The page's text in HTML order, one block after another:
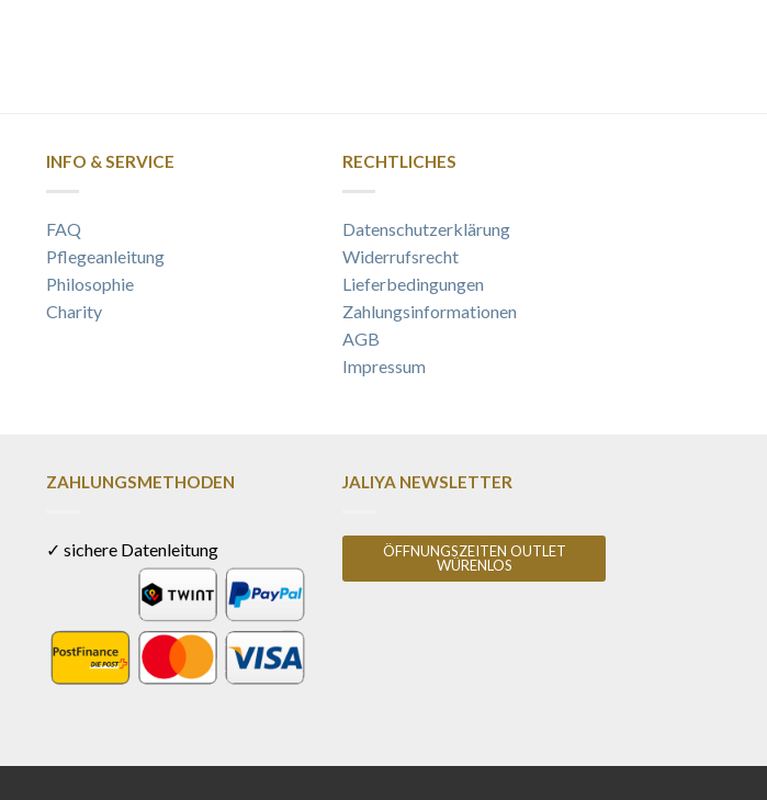
INFO & SERVICE
FAQ
Pflegeanleitung
Philosophie
Charity
RECHTLICHES
Datenschutzerklärung
Widerrufsrecht
Lieferbedingungen
Zahlungsinformationen
AGB
Impressum
ZAHLUNGSMETHODEN
✓ sichere Datenleitung
JALIYA NEWSLETTER
ÖFFNUNGSZEITEN OUTLET
WÜRENLOS